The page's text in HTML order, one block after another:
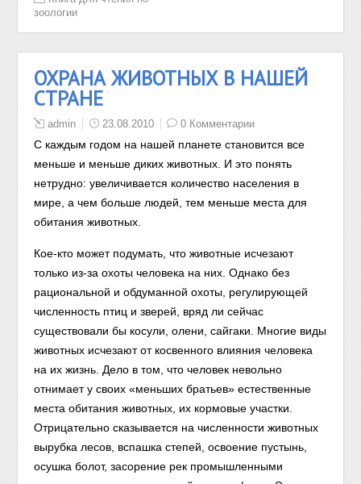
зоологии
ОХРАНА ЖИВОТНЫХ В НАШЕЙ
СТРАНЕ
admin 23.08.2010 0 Комментарии
С каждым годом на нашей планете становится все
меньше и меньше диких животных. И это понять
нетрудно: увеличивается количество населения в
мире, а чем больше людей, тем меньше места для
обитания животных.
Кое-кто может подумать, что животные исчезают
только из-за охоты человека на них. Однако без
рациональной и обдуманной охоты, регулирующей
численность птиц и зверей, вряд ли сейчас
существовали бы косули, олени, сайгаки. Многие виды
животных исчезают от косвенного влияния человека
на их жизнь. Дело в том, что человек невольно
отнимает у своих «меньших братьев» естественные
места обитания животных, их кормовые участки.
Отрицательно сказывается на численности животных
вырубка лесов, вспашка степей, освоение пустынь,
осушка болот, засорение рек промышленными